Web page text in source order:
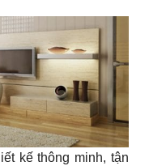
kế thông minh, tận